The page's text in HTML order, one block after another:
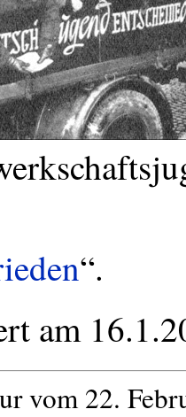
“.
am
vom 22.